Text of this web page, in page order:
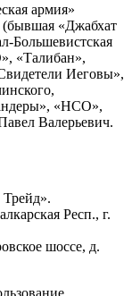
армия»
«Джабхат
Большевистская
«Талибан»,
Иеговы»,
«НСО»,
Валерьевич.
Респ., г.
шоссе, д.